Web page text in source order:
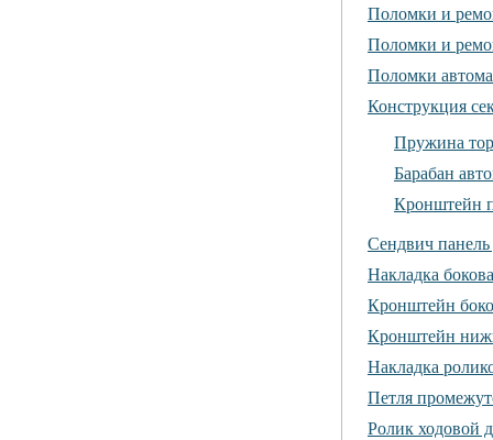
Поломки и
Поломки и
Поломки
Конструкция
Пружина
Барабан
Кронштейн
Сендвич панель
Накладка
Кронштейн
Кронштейн
Накладка
Петля
Ролик ходовой